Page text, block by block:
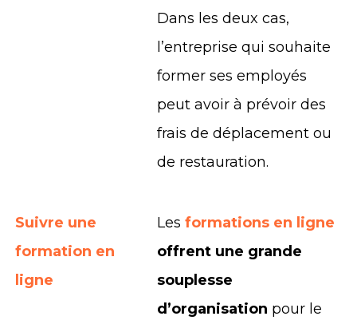
Dans les deux cas,
l’entreprise qui souhaite
former ses employés
peut avoir à prévoir des
frais de déplacement ou
de restauration.
Suivre une
formation en
ligne
Les formations en ligne
offrent une grande
souplesse
d’organisation pour le